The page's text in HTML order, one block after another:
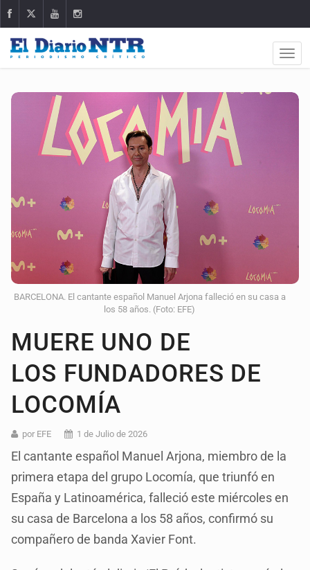
BARCELONA. El cantante español Manuel Arjona falleció en su casa a
los 58 años. (Foto: EFE)
MUERE UNO DE
LOS FUNDADORES DE
LOCOMÍA
por EFE 1 de Julio de 2026
El cantante español Manuel Arjona, miembro de la
primera etapa del grupo Locomía, que triunfó en
España y Latinoamérica, falleció este miércoles en
su casa de Barcelona a los 58 años, confirmó su
compañero de banda Xavier Font.